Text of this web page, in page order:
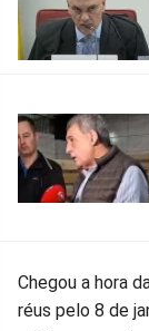
Chegou a hora
réus pelo 8 de